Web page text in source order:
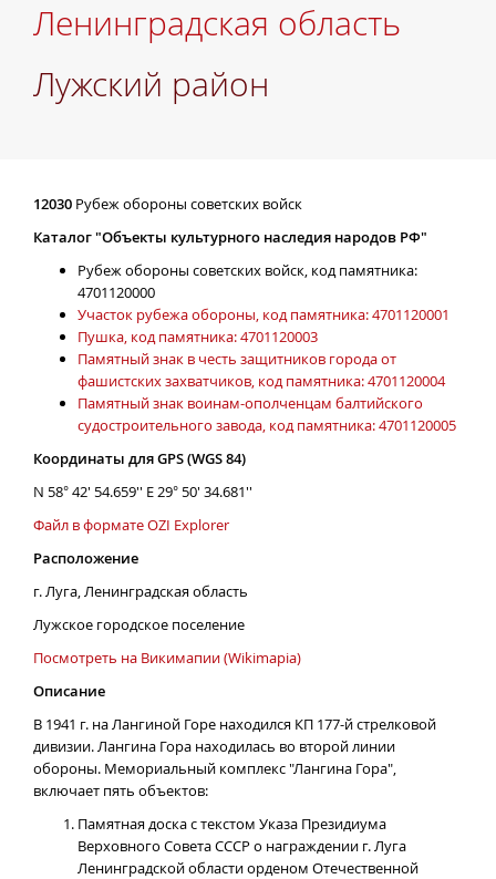
Ленинградская область
Лужский район
12030 Рубеж обороны советских войск
Каталог "Объекты культурного наследия народов РФ"
Рубеж обороны советских войск, код памятника:
4701120000
Участок рубежа обороны, код памятника: 4701120001
Пушка, код памятника: 4701120003
Памятный знак в честь защитников города от
фашистских захватчиков, код памятника: 4701120004
Памятный знак воинам-ополченцам балтийского
судостроительного завода, код памятника: 4701120005
Координаты для GPS (WGS 84)
N 58° 42' 54.659'' E 29° 50' 34.681''
Файл в формате OZI Explorer
Расположение
г. Луга, Ленинградская область
Лужское городское поселение
Посмотреть на Викимапии (Wikimapia)
Описание
В 1941 г. на Лангиной Горе находился КП 177-й стрелковой
дивизии. Лангина Гора находилась во второй линии
обороны. Мемориальный комплекс "Лангина Гора",
включает пять объектов:
Памятная доска с текстом Указа Президиума
Верховного Совета СССР о награждении г. Луга
Ленинградской области орденом Отечественной